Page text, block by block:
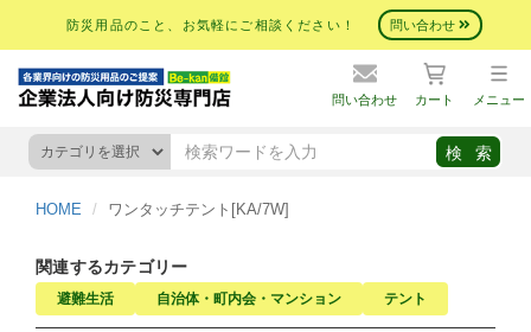
防災用品のこと、お気軽にご相談ください！ 問い合わせ
問い合わせ カート メニュー
HOME ワンタッチテント[KA/7W]
関連するカテゴリー
避難生活 自治体・町内会・マンション テント